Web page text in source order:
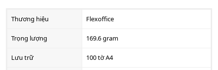
Thương hiệu Flexoffice
Trọng lượng 169.6 gram
Lưu trữ 100 tờ A4